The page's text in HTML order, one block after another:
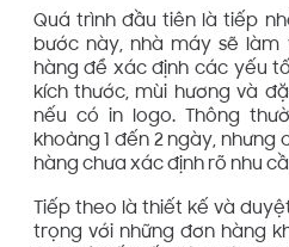
Quá trình đầu tiên là tiếp
bước này, nhà máy sẽ
hàng để xác định các yếu
kích thước, mùi hương và
nếu có in logo. Thông
khoảng 1 đến 2 ngày,
hàng chưa xác định rõ nhu
Tiếp theo là thiết kế và
trọng với những đơn hàng